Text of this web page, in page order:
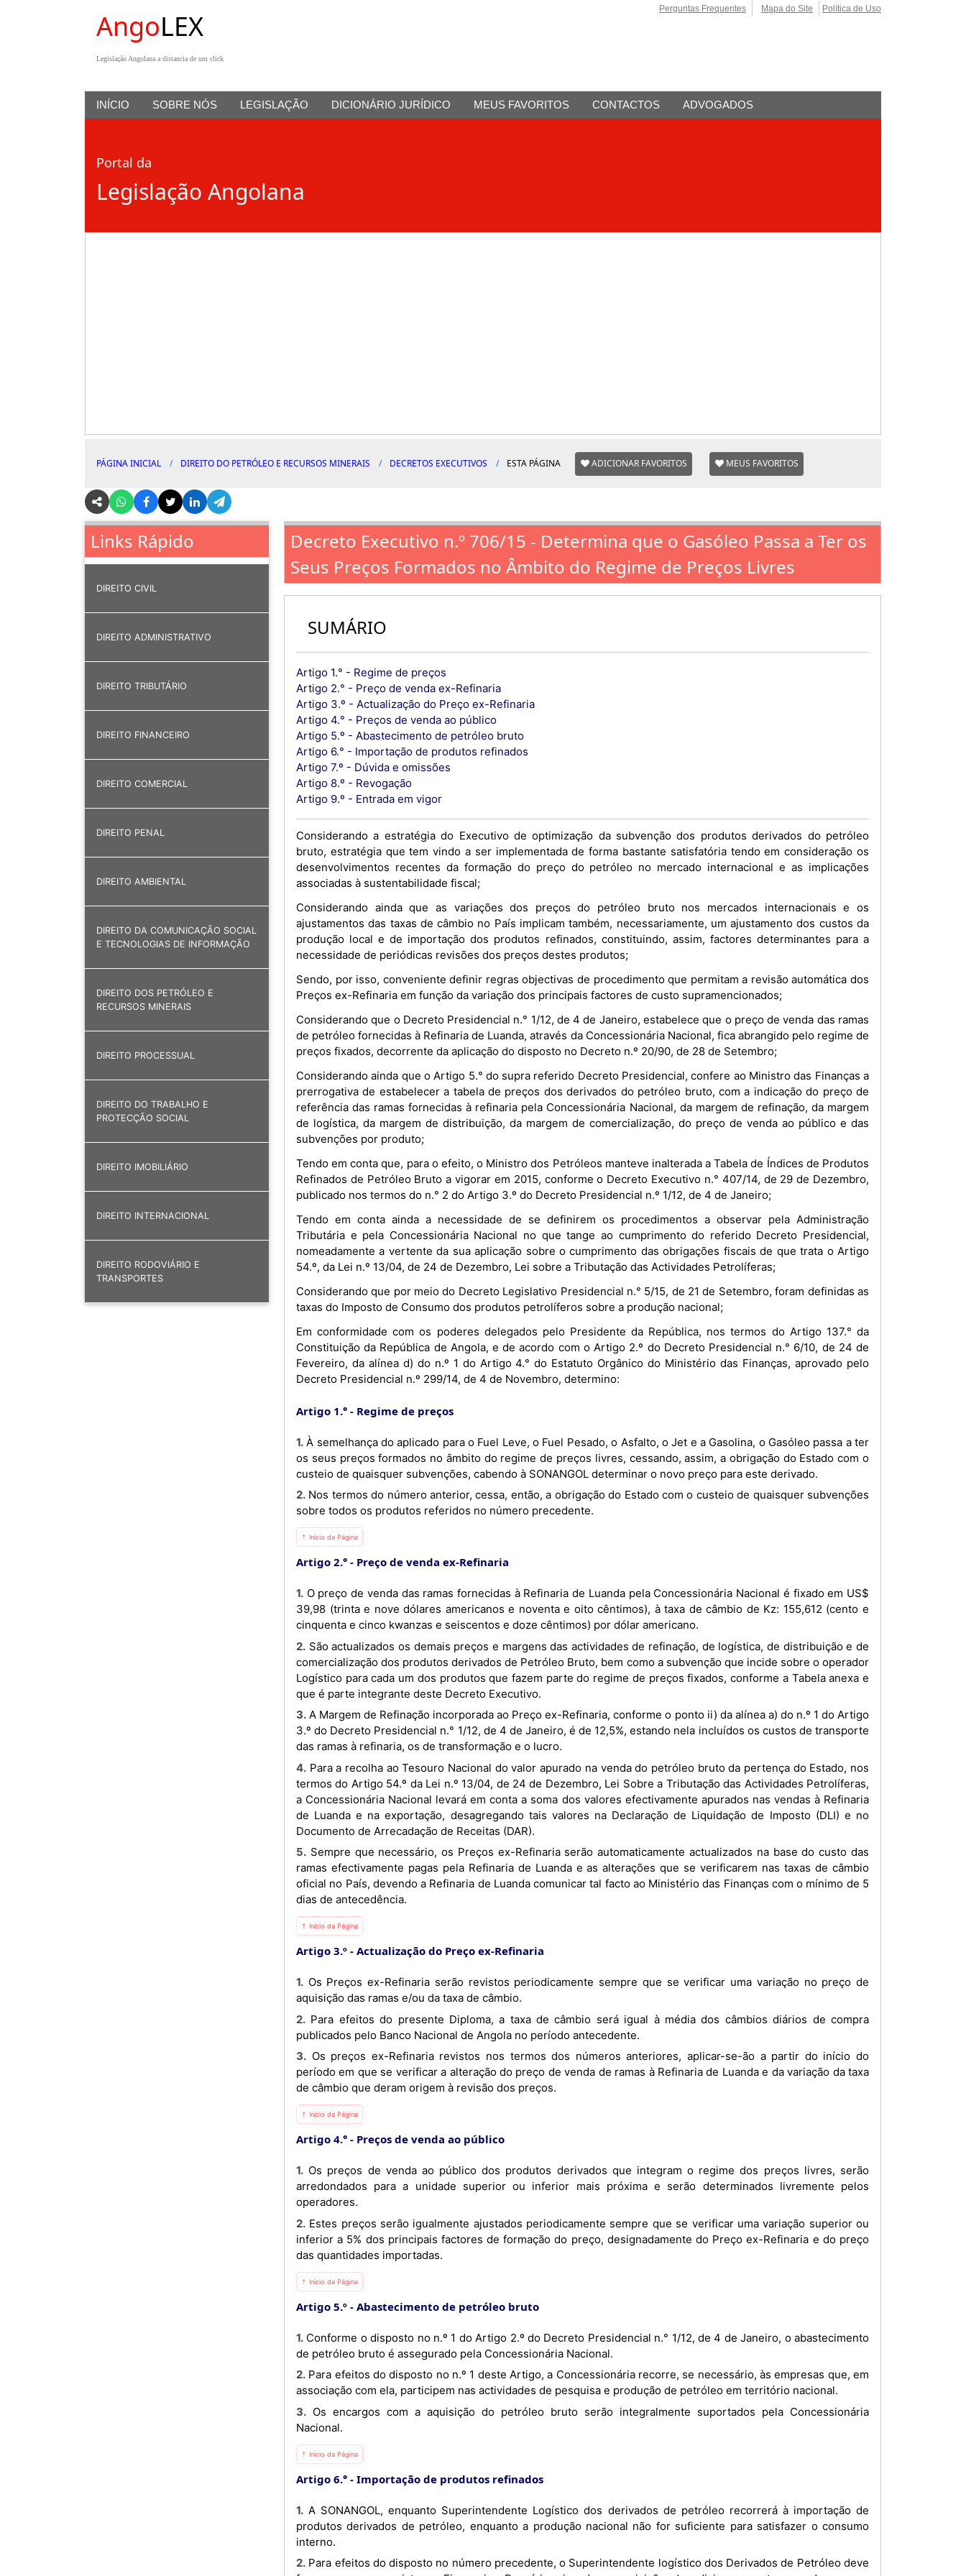
AngoLEX
Legislação Angolana a distancia de um click
Perguntas Frequentes Mapa do Site Política de Uso
INÍCIO SOBRE NÓS LEGISLAÇÃO DICIONÁRIO JURÍDICO MEUS FAVORITOS CONTACTOS ADVOGADOS
Portal da
Legislação Angolana
PÁGINA INICIAL DIREITO DO PETRÓLEO E RECURSOS MINERAIS DECRETOS EXECUTIVOS ESTA PÁGINA ADICIONAR FAVORITOS MEUS FAVORITOS
Links Rápido
DIREITO CIVIL
DIREITO ADMINISTRATIVO
DIREITO TRIBUTÁRIO
DIREITO FINANCEIRO
DIREITO COMERCIAL
DIREITO PENAL
DIREITO AMBIENTAL
DIREITO DA COMUNICAÇÃO SOCIAL
E TECNOLOGIAS DE INFORMAÇÃO
DIREITO DOS PETRÓLEO E
RECURSOS MINERAIS
DIREITO PROCESSUAL
DIREITO DO TRABALHO E
PROTECÇÃO SOCIAL
DIREITO IMOBILIÁRIO
DIREITO INTERNACIONAL
DIREITO RODOVIÁRIO E
TRANSPORTES
Decreto Executivo n.º 706/15 - Determina que o Gasóleo Passa a Ter os
Seus Preços Formados no Âmbito do Regime de Preços Livres
SUMÁRIO
Artigo 1.° - Regime de preços
Artigo 2.° - Preço de venda ex-Refinaria
Artigo 3.º - Actualização do Preço ex-Refinaria
Artigo 4.° - Preços de venda ao público
Artigo 5.º - Abastecimento de petróleo bruto
Artigo 6.° - Importação de produtos refinados
Artigo 7.º - Dúvida e omissões
Artigo 8.º - Revogação
Artigo 9.º - Entrada em vigor
Considerando a estratégia do Executivo de optimização da subvenção dos produtos derivados do petróleo
bruto, estratégia que tem vindo a ser implementada de forma bastante satisfatória tendo em consideração os
desenvolvimentos recentes da formação do preço do petróleo no mercado internacional e as implicações
associadas à sustentabilidade fiscal;
Considerando ainda que as variações dos preços do petróleo bruto nos mercados internacionais e os
ajustamentos das taxas de câmbio no País implicam também, necessariamente, um ajustamento dos custos da
produção local e de importação dos produtos refinados, constituindo, assim, factores determinantes para a
necessidade de periódicas revisões dos preços destes produtos;
Sendo, por isso, conveniente definir regras objectivas de procedimento que permitam a revisão automática dos
Preços ex-Refinaria em função da variação dos principais factores de custo supramencionados;
Considerando que o Decreto Presidencial n.° 1/12, de 4 de Janeiro, estabelece que o preço de venda das ramas
de petróleo fornecidas à Refinaria de Luanda, através da Concessionária Nacional, fica abrangido pelo regime de
preços fixados, decorrente da aplicação do disposto no Decreto n.º 20/90, de 28 de Setembro;
Considerando ainda que o Artigo 5.° do supra referido Decreto Presidencial, confere ao Ministro das Finanças a
prerrogativa de estabelecer a tabela de preços dos derivados do petróleo bruto, com a indicação do preço de
referência das ramas fornecidas à refinaria pela Concessionária Nacional, da margem de refinação, da margem
de logística, da margem de distribuição, da margem de comercialização, do preço de venda ao público e das
subvenções por produto;
Tendo em conta que, para o efeito, o Ministro dos Petróleos manteve inalterada a Tabela de Índices de Produtos
Refinados de Petróleo Bruto a vigorar em 2015, conforme o Decreto Executivo n.° 407/14, de 29 de Dezembro,
publicado nos termos do n.° 2 do Artigo 3.º do Decreto Presidencial n.º 1/12, de 4 de Janeiro;
Tendo em conta ainda a necessidade de se definirem os procedimentos a observar pela Administração
Tributária e pela Concessionária Nacional no que tange ao cumprimento do referido Decreto Presidencial,
nomeadamente a vertente da sua aplicação sobre o cumprimento das obrigações fiscais de que trata o Artigo
54.º, da Lei n.º 13/04, de 24 de Dezembro, Lei sobre a Tributação das Actividades Petrolíferas;
Considerando que por meio do Decreto Legislativo Presidencial n.° 5/15, de 21 de Setembro, foram definidas as
taxas do Imposto de Consumo dos produtos petrolíferos sobre a produção nacional;
Em conformidade com os poderes delegados pelo Presidente da República, nos termos do Artigo 137.° da
Constituição da República de Angola, e de acordo com o Artigo 2.º do Decreto Presidencial n.° 6/10, de 24 de
Fevereiro, da alínea d) do n.º 1 do Artigo 4.° do Estatuto Orgânico do Ministério das Finanças, aprovado pelo
Decreto Presidencial n.º 299/14, de 4 de Novembro, determino:
Artigo 1.° Regime de preços
1. À semelhança do aplicado para o Fuel Leve, o Fuel Pesado, o Asfalto, o Jet e a Gasolina, o Gasóleo passa a ter
os seus preços formados no âmbito do regime de preços livres, cessando, assim, a obrigação do Estado com o
custeio de quaisquer subvenções, cabendo à SONANGOL determinar o novo preço para este derivado.
2. Nos termos do número anterior, cessa, então, a obrigação do Estado com o custeio de quaisquer subvenções
sobre todos os produtos referidos no número precedente.
⇡ Início da Página
Artigo 2.° Preço de venda ex-Refinaria
1. O preço de venda das ramas fornecidas à Refinaria de Luanda pela Concessionária Nacional é fixado em US$
39,98 (trinta e nove dólares americanos e noventa e oito cêntimos), à taxa de câmbio de Kz: 155,612 (cento e
cinquenta e cinco kwanzas e seiscentos e doze cêntimos) por dólar americano.
2. São actualizados os demais preços e margens das actividades de refinação, de logística, de distribuição e de
comercialização dos produtos derivados de Petróleo Bruto, bem como a subvenção que incide sobre o operador
Logístico para cada um dos produtos que fazem parte do regime de preços fixados, conforme a Tabela anexa e
que é parte integrante deste Decreto Executivo.
3. A Margem de Refinação incorporada ao Preço ex-Refinaria, conforme o ponto ii) da alínea a) do n.º 1 do Artigo
3.º do Decreto Presidencial n.° 1/12, de 4 de Janeiro, é de 12,5%, estando nela incluídos os custos de transporte
das ramas à refinaria, os de transformação e o lucro.
4. Para a recolha ao Tesouro Nacional do valor apurado na venda do petróleo bruto da pertença do Estado, nos
termos do Artigo 54.º da Lei n.º 13/04, de 24 de Dezembro, Lei Sobre a Tributação das Actividades Petrolíferas,
a Concessionária Nacional levará em conta a soma dos valores efectivamente apurados nas vendas à Refinaria
de Luanda e na exportação, desagregando tais valores na Declaração de Liquidação de Imposto (DLI) e no
Documento de Arrecadação de Receitas (DAR).
5. Sempre que necessário, os Preços ex-Refinaria serão automaticamente actualizados na base do custo das
ramas efectivamente pagas pela Refinaria de Luanda e as alterações que se verificarem nas taxas de câmbio
oficial no País, devendo a Refinaria de Luanda comunicar tal facto ao Ministério das Finanças com o mínimo de 5
dias de antecedência.
⇡ Início da Página
Artigo 3.º Actualização do Preço ex-Refinaria
1. Os Preços ex-Refinaria serão revistos periodicamente sempre que se verificar uma variação no preço de
aquisição das ramas e/ou da taxa de câmbio.
2. Para efeitos do presente Diploma, a taxa de câmbio será igual à média dos câmbios diários de compra
publicados pelo Banco Nacional de Angola no período antecedente.
3. Os preços ex-Refinaria revistos nos termos dos números anteriores, aplicar-se-ão a partir do início do
período em que se verificar a alteração do preço de venda de ramas à Refinaria de Luanda e da variação da taxa
de câmbio que deram origem à revisão dos preços.
⇡ Início da Página
Artigo 4.° Preços de venda ao público
1. Os preços de venda ao público dos produtos derivados que integram o regime dos preços livres, serão
arredondados para a unidade superior ou inferior mais próxima e serão determinados livremente pelos
operadores.
2. Estes preços serão igualmente ajustados periodicamente sempre que se verificar uma variação superior ou
inferior a 5% dos principais factores de formação do preço, designadamente do Preço ex-Refinaria e do preço
das quantidades importadas.
⇡ Início da Página
Artigo 5.º Abastecimento de petróleo bruto
1. Conforme o disposto no n.º 1 do Artigo 2.º do Decreto Presidencial n.° 1/12, de 4 de Janeiro, o abastecimento
de petróleo bruto é assegurado pela Concessionária Nacional.
2. Para efeitos do disposto no n.º 1 deste Artigo, a Concessionária recorre, se necessário, às empresas que, em
associação com ela, participem nas actividades de pesquisa e produção de petróleo em território nacional.
3. Os encargos com a aquisição do petróleo bruto serão integralmente suportados pela Concessionária
Nacional.
⇡ Início da Página
Artigo 6.° Importação de produtos refinados
1. A SONANGOL, enquanto Superintendente Logístico dos derivados de petróleo recorrerá à importação de
produtos derivados de petróleo, enquanto a produção nacional não for suficiente para satisfazer o consumo
interno.
2. Para efeitos do disposto no número precedente, o Superintendente logístico dos Derivados de Petróleo deve